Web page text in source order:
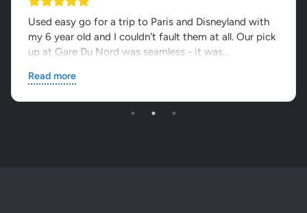
Used easy go for a trip to Paris and Disneyland with
my 6 year old and I couldn't fault them at all. Our pick
up at Gare Du Nord was seamless - it was...
Read more